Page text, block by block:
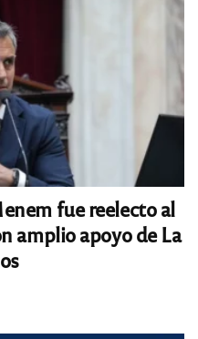
fue reelecto al
amplio apoyo de La